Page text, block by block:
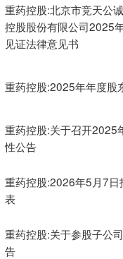
重药控股:北京市竞天公
控股股份有限公司2025
见证法律意见书
重药控股:2025年年度股
重药控股:关于召开2025
性公告
重药控股:2026年5月7日
表
重药控股:关于参股子公
告